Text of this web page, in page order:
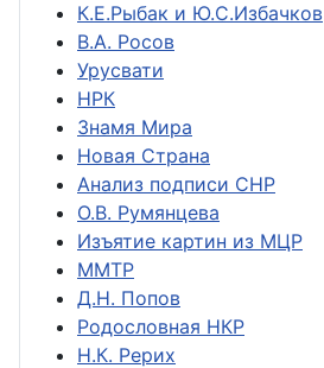
К.Е.Рыбак и Ю.С.Избачков
В.А. Росов
Урусвати
НРК
Знамя Мира
Новая Страна
Анализ подписи СНР
О.В. Румянцева
Изъятие картин из МЦР
ММТР
Д.Н. Попов
Родословная НКР
Н.К. Рерих